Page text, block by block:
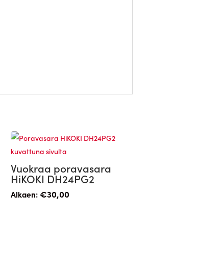
Vuokraa poravasara
HiKOKI DH24PG2
Alkaen:€30,00